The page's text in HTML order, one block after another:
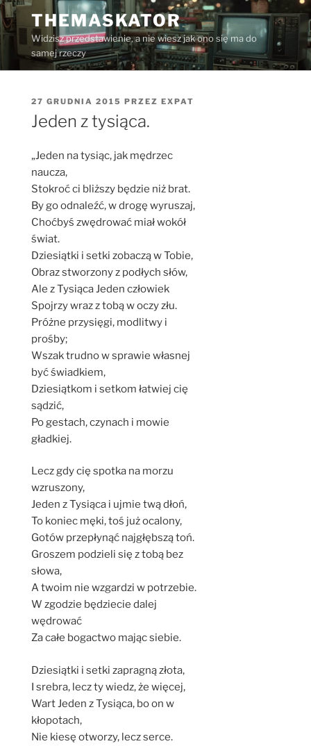
Przejdź
do
THEMASKATOR
Widzisz przedstawienie, a nie wiesz jak ono się ma do
samej rzeczy
OPUBLIKOWANE
W
27 GRUDNIA 2015 PRZEZ EXPAT
Jeden z tysiąca.
„Jeden na tysiąc, jak mędrzec
naucza,
Stokroć ci bliższy będzie niż brat.
By go odnaleźć, w drogę wyruszaj,
Choćbyś zwędrować miał wokół
świat.
Dziesiątki i setki zobaczą w Tobie,
Obraz stworzony z podłych słów,
Ale z Tysiąca Jeden człowiek
Spojrzy wraz z tobą w oczy złu.
Próżne przysięgi, modlitwy i
prośby;
Wszak trudno w sprawie własnej
być świadkiem,
Dziesiątkom i setkom łatwiej cię
sądzić,
Po gestach, czynach i mowie
gładkiej.
Lecz gdy cię spotka na morzu
wzruszony,
Jeden z Tysiąca i ujmie twą dłoń,
To koniec męki, toś już ocalony,
Gotów przepłynąć najgłębszą toń.
Groszem podzieli się z tobą bez
słowa,
A twoim nie wzgardzi w potrzebie.
W zgodzie będziecie dalej
wędrować
Za całe bogactwo mając siebie.
Dziesiątki i setki zapragną złota,
I srebra, lecz ty wiedz, że więcej,
Wart Jeden z Tysiąca, bo on w
kłopotach,
Nie kiesę otworzy, lecz serce.